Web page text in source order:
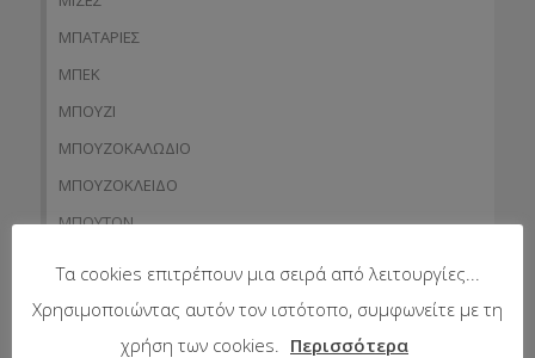
ΜΠΑΤΑΡΙΕΣ
ΜΠΕΚ
ΜΠΟΥΖΙ
ΜΠΟΥΖΟΚΑΛΩΔΙΟ
ΜΠΟΥΖΟΚΛΕΙΔΟ
ΜΠΟΥΤΟΝ
Τα cookies επιτρέπουν μια σειρά από λειτουργίες...
Χρησιμοποιώντας αυτόν τον ιστότοπο, συμφωνείτε με τη
χρήση των cookies.
Περισσότερα